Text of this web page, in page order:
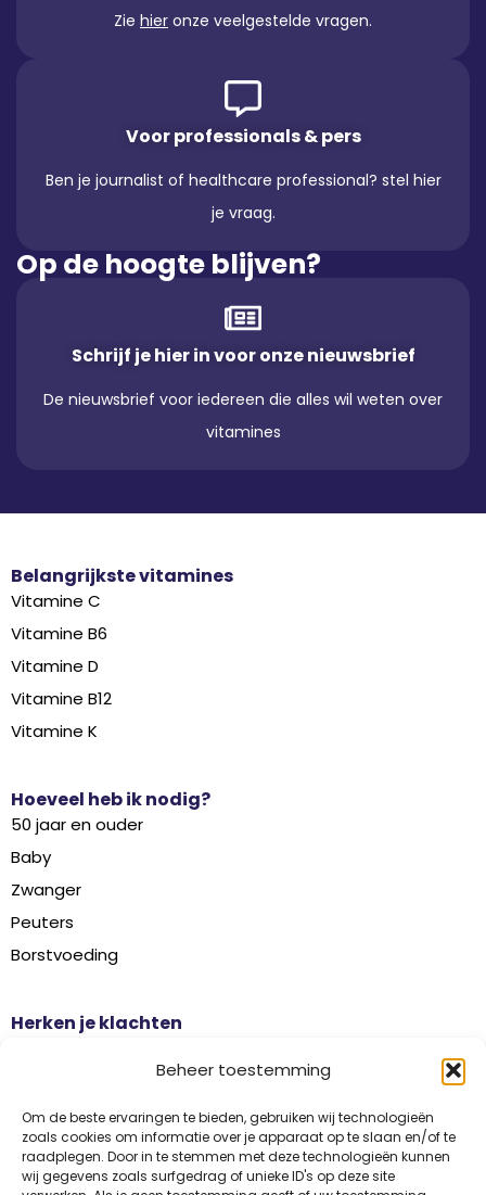
Beheer toestemming
Om de beste ervaringen te bieden, gebruiken wij technologieën
zoals cookies om informatie over je apparaat op te slaan en/of te
raadplegen. Door in te stemmen met deze technologieën kunnen
wij gegevens zoals surfgedrag of unieke ID's op deze site
Zie hier onze veelgestelde vragen.
Voor professionals & pers
Ben je journalist of healthcare professional? stel hier
je vraag.
Op de hoogte blijven?
Schrijf je hier in voor onze nieuwsbrief
De nieuwsbrief voor iedereen die alles wil weten over
vitamines
Belangrijkste vitamines
Vitamine C
Vitamine B6
Vitamine D
Vitamine B12
Vitamine K
Hoeveel heb ik nodig?
50 jaar en ouder
Baby
Zwanger
Peuters
Borstvoeding
Herken je klachten
Griep
Haaruitval
Overgangsklachten